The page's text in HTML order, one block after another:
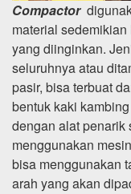
Compactor
material
yang diinginkan.
seluruhnya atau
pasir, bisa terbuat
bentuk kaki
dengan alat penarik
menggunakan
bisa menggunakan
arah yang akan